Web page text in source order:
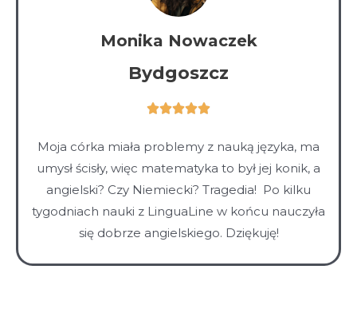
Monika Nowaczek
Bydgoszcz
Ocena
z
5
Moja córka miała problemy z nauką języka, ma
umysł ścisły, więc matematyka to był jej konik, a
angielski? Czy Niemiecki? Tragedia! Po kilku
tygodniach nauki z LinguaLine w końcu nauczyła
się dobrze angielskiego. Dziękuję!